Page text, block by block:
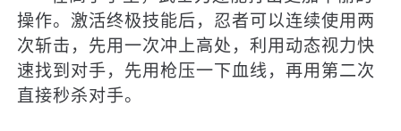
操作。激活终极技能后，忍者可以连续使用两
次斩击，先用一次冲上高处，利用动态视力快
速找到对手，先用枪压一下血线，再用第二次
直接秒杀对手。